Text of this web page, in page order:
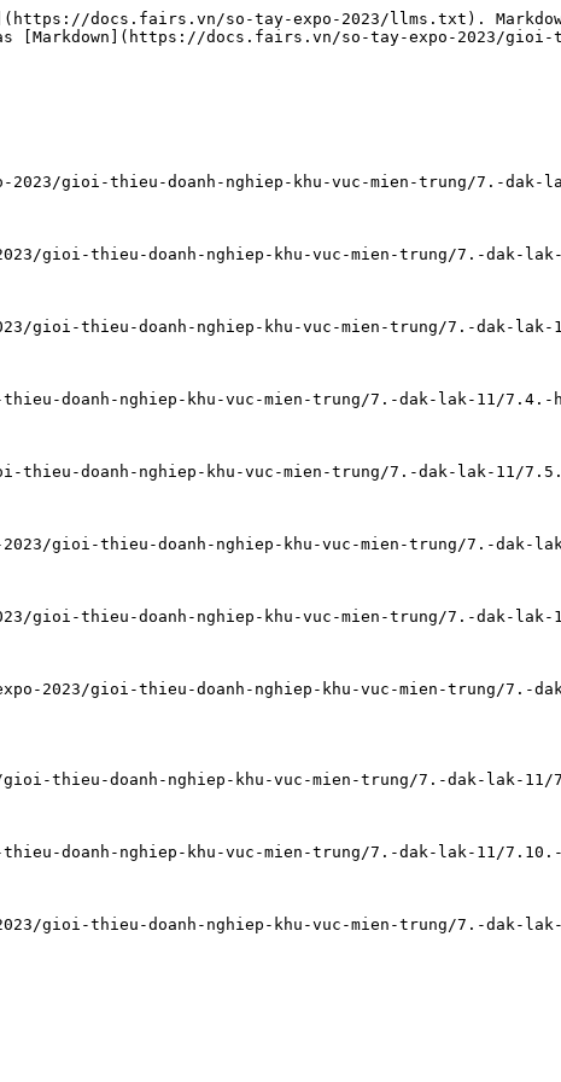
docs.fairs.vn/so-tay-expo-2023/llms.txt).
[Markdown](https://docs.fairs.vn/so-tay-expo-2023/gioi-
expo-2023/gioi-thieu-doanh-nghiep-khu-vuc-mien-trung/7.-
2023/gioi-thieu-doanh-nghiep-khu-vuc-mien-trung/7.-dak-
2023/gioi-thieu-doanh-nghiep-khu-vuc-mien-trung/7.-dak-
thieu-doanh-nghiep-khu-vuc-mien-trung/7.-dak-lak-11/7.4.-
gioi-thieu-doanh-nghiep-khu-vuc-mien-trung/7.-dak-lak-11/
2023/gioi-thieu-doanh-nghiep-khu-vuc-mien-trung/7.-
2023/gioi-thieu-doanh-nghiep-khu-vuc-mien-trung/7.-dak-
tay-expo-2023/gioi-thieu-doanh-nghiep-khu-vuc-mien-trung/
gioi-thieu-doanh-nghiep-khu-vuc-mien-trung/7.-dak-lak-
thieu-doanh-nghiep-khu-vuc-mien-trung/7.-dak-lak-11/
2023/gioi-thieu-doanh-nghiep-khu-vuc-mien-trung/7.-dak-